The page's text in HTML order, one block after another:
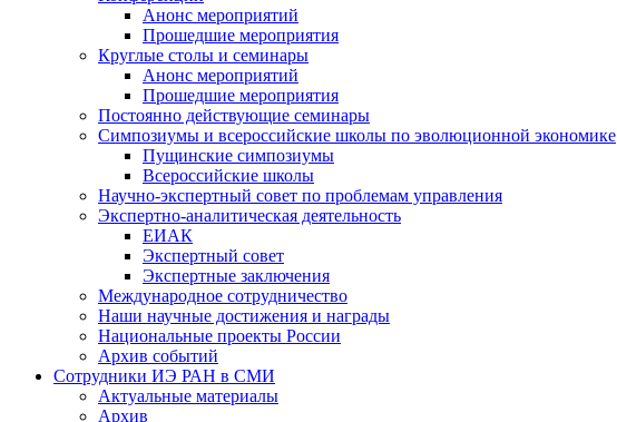
Анонс мероприятий
Прошедшие мероприятия
Круглые столы и семинары
Анонс мероприятий
Прошедшие мероприятия
Постоянно действующие семинары
Симпозиумы и всероссийские школы по эволюционной экономике
Пущинские симпозиумы
Всероссийские школы
Научно-экспертный совет по проблемам управления
Экспертно-аналитическая деятельность
ЕИАК
Экспертный совет
Экспертные заключения
Международное сотрудничество
Наши научные достижения и награды
Национальные проекты России
Архив событий
Сотрудники ИЭ РАН в СМИ
Актуальные материалы
Архив